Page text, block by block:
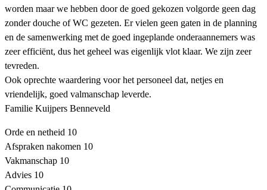
worden maar we hebben door de goed gekozen volgorde geen dag
zonder douche of WC gezeten. Er vielen geen gaten in de planning
en de samenwerking met de goed ingeplande onderaannemers was
zeer efficiënt, dus het geheel was eigenlijk vlot klaar. We zijn zeer
tevreden.
Ook oprechte waardering voor het personeel dat, netjes en
vriendelijk, goed valmanschap leverde.
Familie Kuijpers Benneveld
Orde en netheid 10
Afspraken nakomen 10
Vakmanschap 10
Advies 10